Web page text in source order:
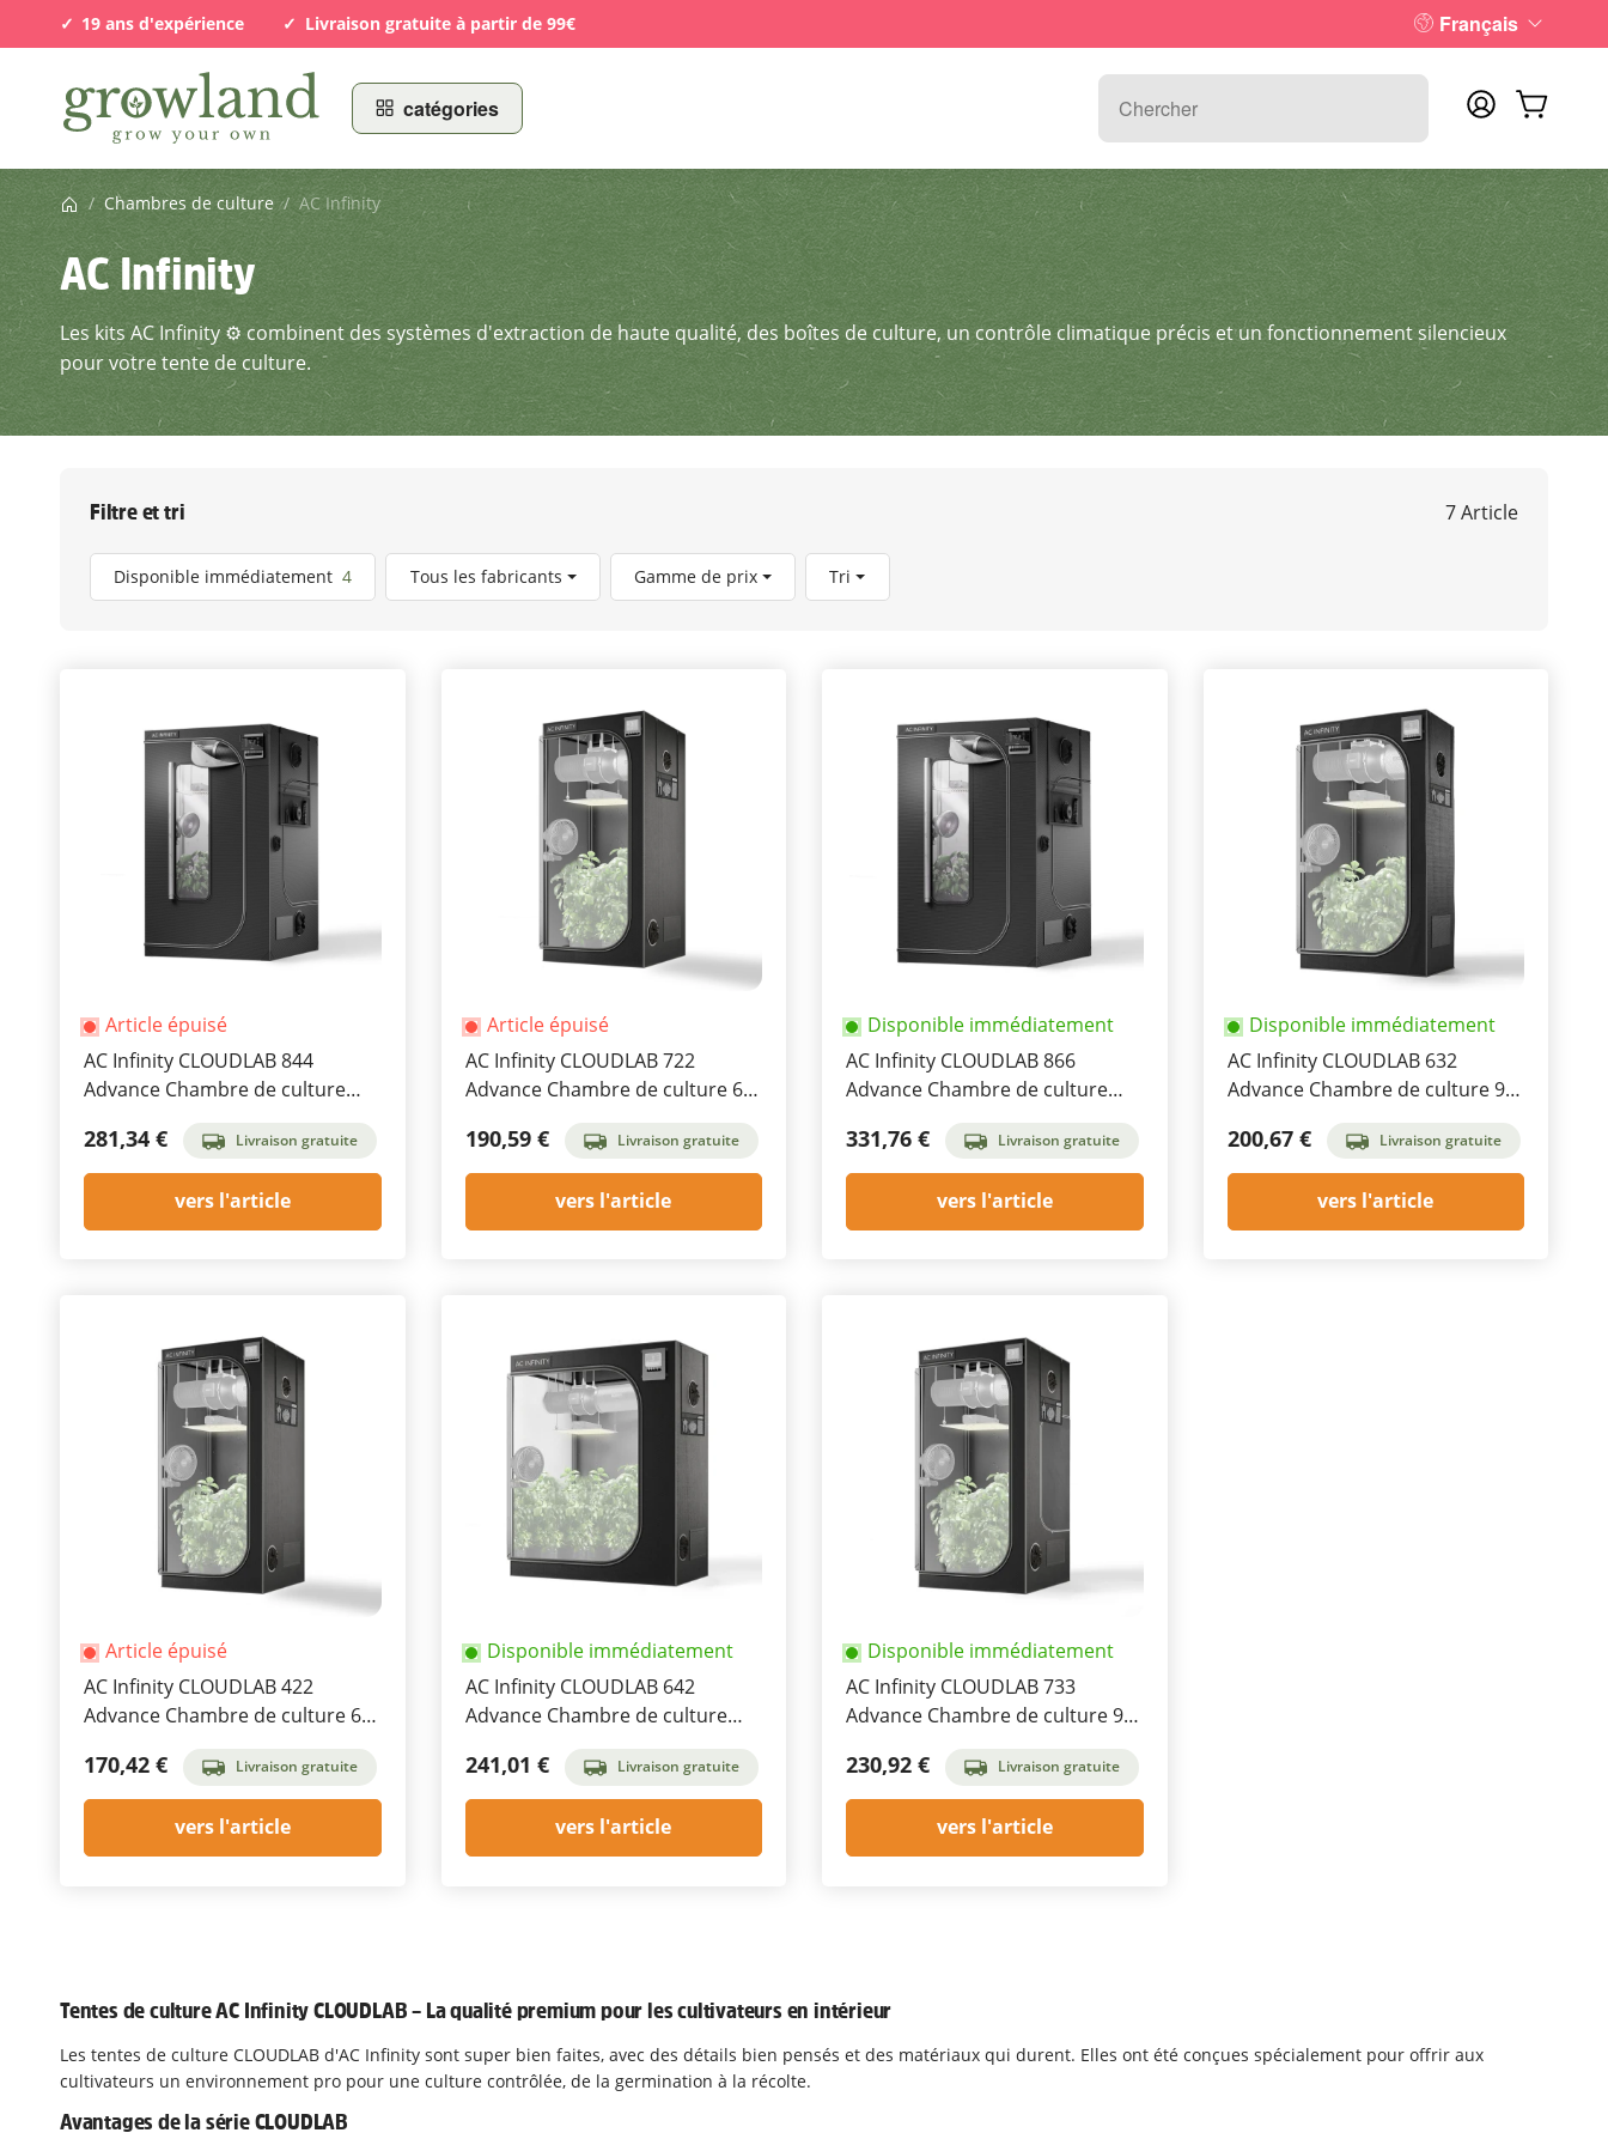
19 ans d'expérience Livraison gratuite à partir de 99€ Français
catégories
Page d’accueil
/ Chambres de culture / AC Infinity
AC Infinity
Les kits AC Infinity ⚙️ combinent des systèmes d'extraction de haute qualité, des boîtes de culture, un contrôle climatique précis et un fonctionnement silencieux
pour votre tente de culture.
Filtre et tri 7 Article
Disponible immédiatement 4Article TrouvéTous les fabricants Gamme de prix Tri
Article épuisé
AC Infinity CLOUDLAB 844
Advance Chambre de culture
281,34 € Livraison gratuite
vers l'article
Article épuisé
AC Infinity CLOUDLAB 722
Advance Chambre de culture 60
190,59 € Livraison gratuite
vers l'article
Disponible immédiatement
AC Infinity CLOUDLAB 866
Advance Chambre de culture
331,76 € Livraison gratuite
vers l'article
Disponible immédiatement
AC Infinity CLOUDLAB 632
Advance Chambre de culture 90
200,67 € Livraison gratuite
vers l'article
Article épuisé
AC Infinity CLOUDLAB 422
Advance Chambre de culture 60
170,42 € Livraison gratuite
vers l'article
Disponible immédiatement
AC Infinity CLOUDLAB 642
Advance Chambre de culture
241,01 € Livraison gratuite
vers l'article
Disponible immédiatement
AC Infinity CLOUDLAB 733
Advance Chambre de culture 90
230,92 € Livraison gratuite
vers l'article
Tentes de culture AC Infinity CLOUDLAB – La qualité premium pour les cultivateurs en intérieur
Les tentes de culture CLOUDLAB d'AC Infinity sont super bien faites, avec des détails bien pensés et des matériaux qui durent. Elles ont été conçues spécialement pour offrir aux
cultivateurs un environnement pro pour une culture contrôlée, de la germination à la récolte.
Avantages de la série CLOUDLAB